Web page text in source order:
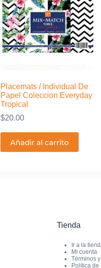
Placemats / Individual De
Papel Coleccion Everyday
Tropical
$20.00
Añadir al carrito
Tienda
Ir a la
Mi cuenta
Términos
Política de